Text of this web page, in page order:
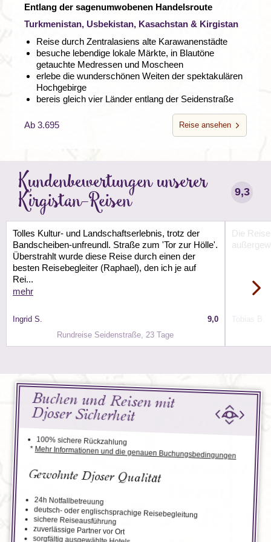
Entlang der sagenumwobenen Handelsroute
Turkmenistan, Usbekistan, Kasachstan & Kirgistan
Reise durch Zentralasiens alte Karawanenstädte
besuche lebendige lokale Märkte, in Blautöne
getauchte Medressen und Moscheen
erlebe die wunderschönen Weiten der spektakulären
Hochgebirge
bereis gleich vier Länder entlang der Seidenstraße
Ab 3.695 Reise ansehen
Kundenbewertungen unserer
Kirgistan-Reisen 9,3
Tolles Kultur- und Landschaftserlebnis, trotz der
Bandscheiben-unfreundl. Straße zum 'Tor zur Hölle'.
Überstrahlt wurde diese Reise durch einen der
besten Reisebegleiter (Raphael), den ich je auf
Rei...
mehr
Ingrid S.
9,0
Rundreise Seidenstraße, 23 Tage
Die
Buchen und Reisen mit
Djoser Sicherheit
100% sichere Rückzahlung
*Mehr Informationen und die genauen Buchungsbedingungen
Gewohnte Djoser Qualität
24h Notfallbetreuung
deutsch- oder englischsprachige Reisebegleitung
sichere Reiseausführung
zuverlässige Partner vor Ort